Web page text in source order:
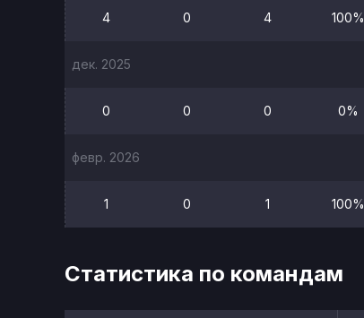
4 0 4 100%
дек. 2025
0 0 0 0%
февр. 2026
1 0 1 100%
Статистика по командам